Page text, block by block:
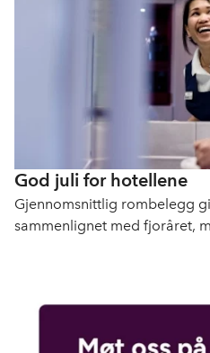
God juli for hotellene
Gjennomsnittlig rombelegg
sammenlignet med fjoråret,